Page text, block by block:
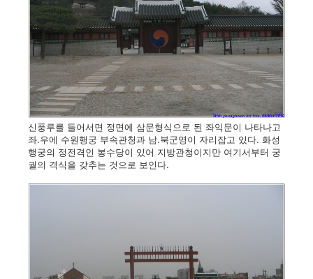
신풍루를 들어서면 정면에 삼문형식으로 된 좌익문이 나타나고
좌.우에 수원행궁 부속관청과 남.북군영이 자리잡고 있다. 화성
행궁의 정전격인 봉수당이 있어 지방관청이지만 여기서부터 궁
궐의 격식을 갖추는 것으로 보인다.